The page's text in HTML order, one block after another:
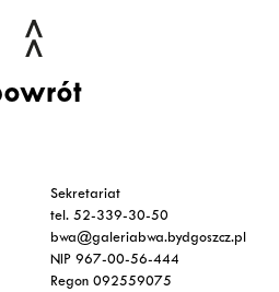
Sekretariat
tel. 52-339-30-50
bwa@galeriabwa.bydgoszcz.pl
NIP 967-00-56-444
Regon 092559075